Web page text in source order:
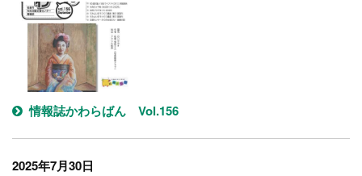
情報誌かわらばん Vol.156
2025年7月30日